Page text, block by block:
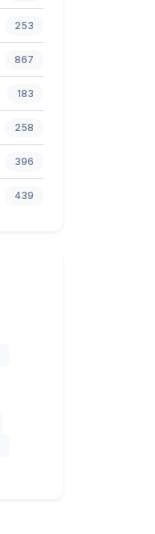
253
867
183
258
396
439